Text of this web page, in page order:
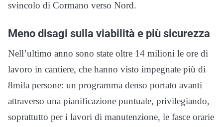
svincolo di Cormano verso Nord.
Meno disagi sulla viabilità e più sicurezza
Nell’ultimo anno sono state oltre 14 milioni le ore di
lavoro in cantiere, che hanno visto impegnate più di
8mila persone: un programma denso portato avanti
attraverso una pianificazione puntuale, privilegiando,
soprattutto per i lavori di manutenzione, le fasce orarie